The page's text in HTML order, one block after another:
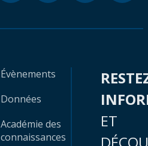
Évènements
Données
Académie des
connaissances
ET